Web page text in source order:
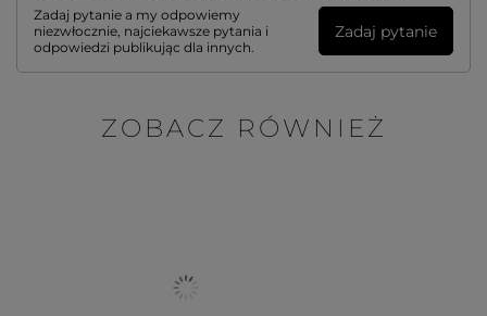
Zadaj pytanie a my odpowiemy
niezwłocznie, najciekawsze pytania i
odpowiedzi publikując dla innych.
Zadaj pytanie
ZOBACZ RÓWNIEŻ